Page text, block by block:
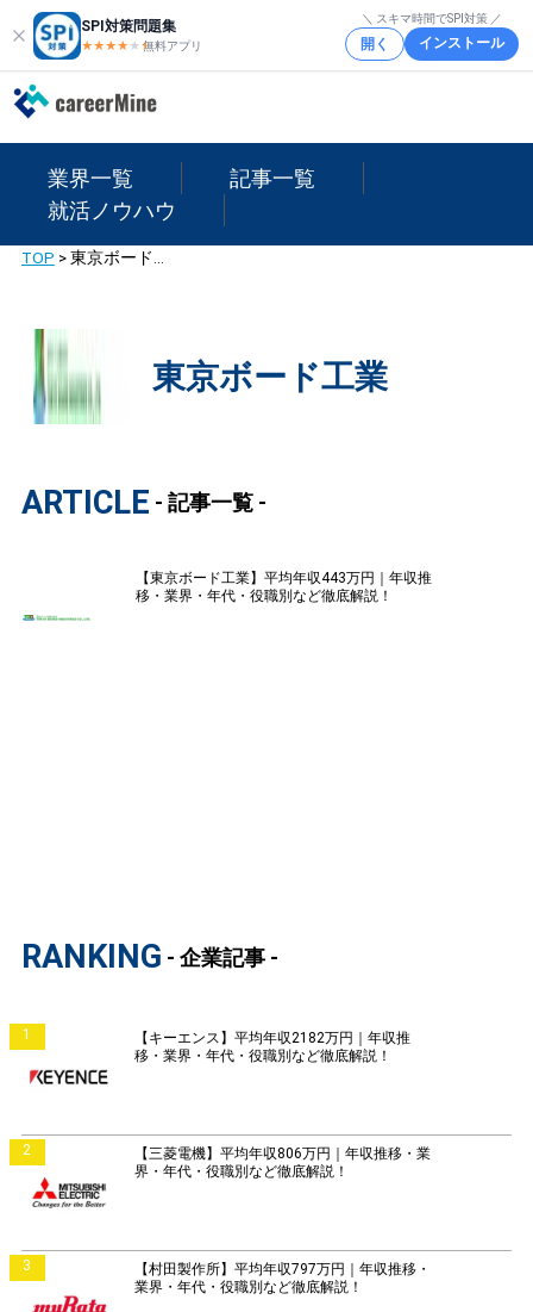
SPI対策問題集
★★★★ ★★
無料アプリ
＼ スキマ時間でSPI対策 ／
開く インストール
業界一覧
記事一覧
就活ノウハウ
TOP >
東京ボード工業
ARTICLE - 記事一覧 -
【東京ボード工業】平均年収443万円｜年収推
移・業界・年代・役職別など徹底解説！
RANKING - 企業記事 -
1
【キーエンス】平均年収2182万円｜年収推
移・業界・年代・役職別など徹底解説！
2
【三菱電機】平均年収806万円｜年収推移・業
界・年代・役職別など徹底解説！
3
【村田製作所】平均年収797万円｜年収推移・
業界・年代・役職別など徹底解説！